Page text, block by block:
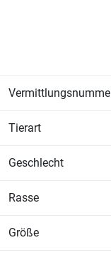
Tierart
Geschlecht
Rasse
Größe